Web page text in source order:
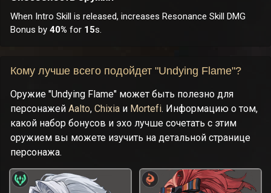
When Intro Skill is released, increases Resonance Skill DMG
Bonus by 40% for 15s.
Кому лучше всего подойдет "Undying Flame"?
Оружие "Undying Flame" может быть полезно для
персонажей Aalto, Chixia и Mortefi. Информацию о том,
какой набор бонусов и эхо лучше сочетать с этим
оружием вы можете изучить на детальной странице
персонажа.